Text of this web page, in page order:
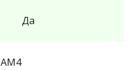
Да
AM4